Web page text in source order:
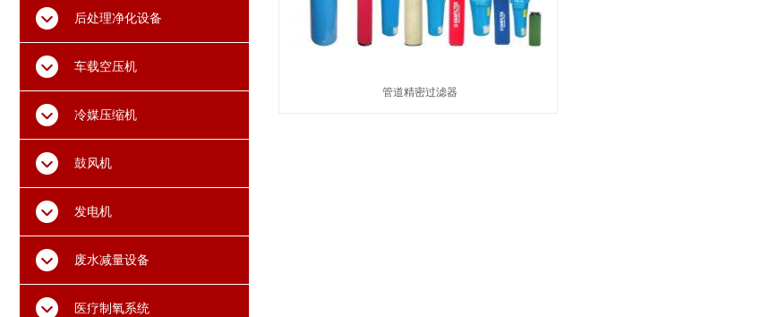
管道精密过滤器
后处理净化设备
车载空压机
冷媒压缩机
鼓风机
发电机
废水减量设备
医疗制氧系统